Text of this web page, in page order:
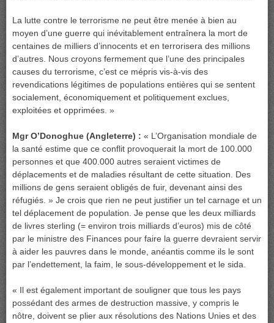
La lutte contre le terrorisme ne peut être menée à bien au
moyen d’une guerre qui inévitablement entraînera la mort de
centaines de milliers d’innocents et en terrorisera des millions
d’autres. Nous croyons fermement que l’une des principales
causes du terrorisme, c’est ce mépris vis-à-vis des
revendications légitimes de populations entières qui se sentent
socialement, économiquement et politiquement exclues,
exploitées et opprimées. »
Mgr O’Donoghue (Angleterre) : « L’Organisation mondiale de
la santé estime que ce conflit provoquerait la mort de 100.000
personnes et que 400.000 autres seraient victimes de
déplacements et de maladies résultant de cette situation. Des
millions de gens seraient obligés de fuir, devenant ainsi des
réfugiés. » Je crois que rien ne peut justifier un tel carnage et un
tel déplacement de population. Je pense que les deux milliards
de livres sterling (= environ trois milliards d’euros) mis de côté
par le ministre des Finances pour faire la guerre devraient servir
à aider les pauvres dans le monde, anéantis comme ils le sont
par l’endettement, la faim, le sous-développement et le sida.
« Il est également important de souligner que tous les pays
possédant des armes de destruction massive, y compris le
nôtre, doivent se plier aux résolutions des Nations Unies et des